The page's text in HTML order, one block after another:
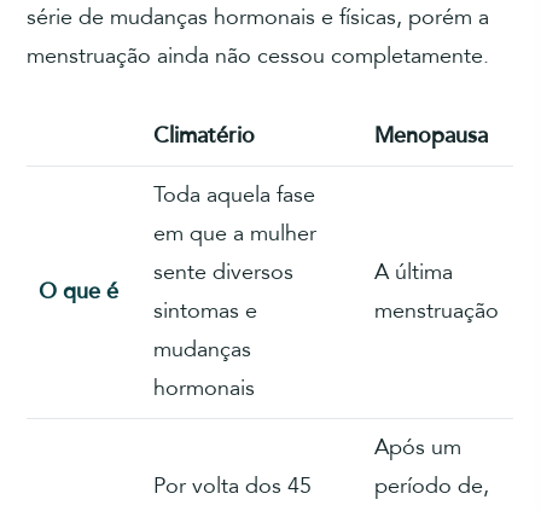
série de mudanças hormonais e físicas, porém a
menstruação ainda não cessou completamente.
Climatério Menopausa
O que é
Toda aquela fase
em que a mulher
sente diversos
sintomas e
mudanças
hormonais
A última
menstruação
Por volta dos 45
Após um
período de,